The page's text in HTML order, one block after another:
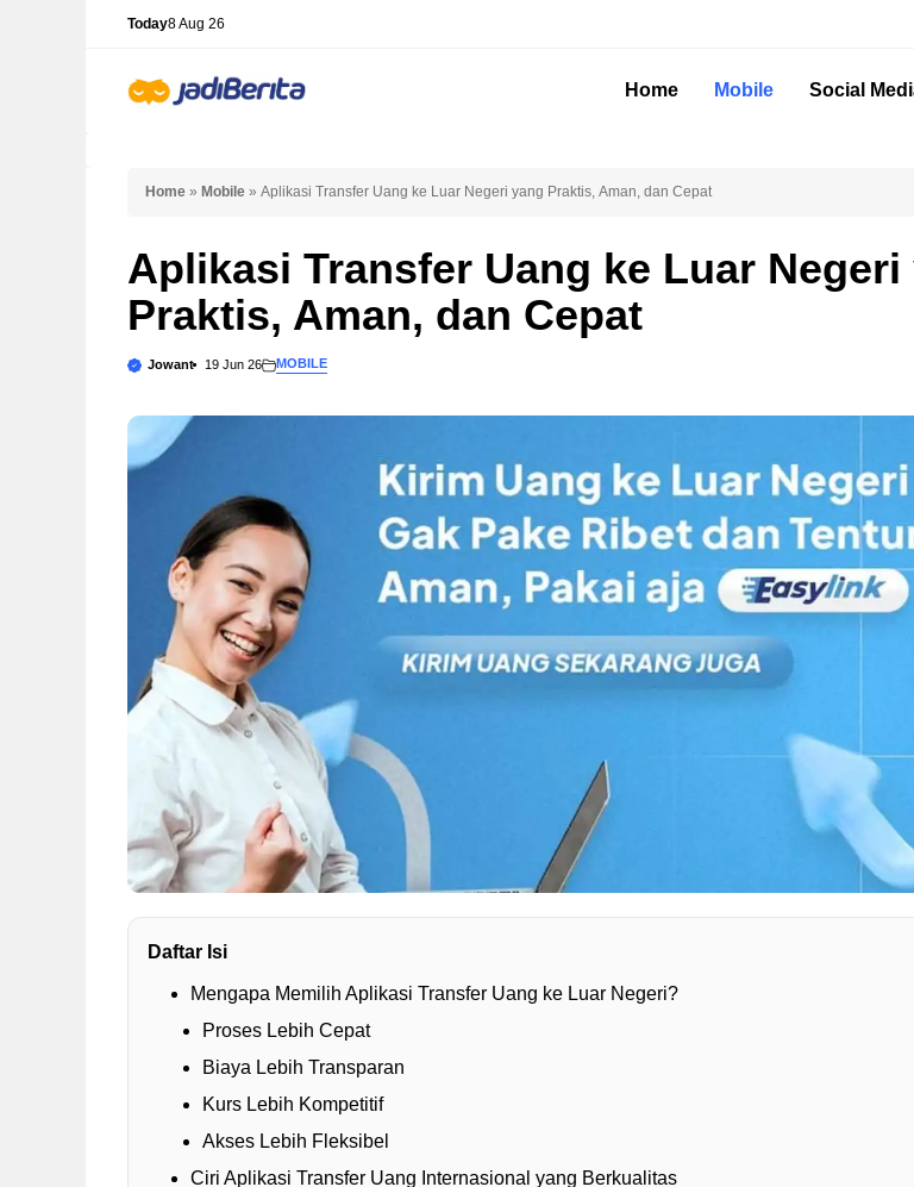
Today8 Aug 26
Home Mobile Social
Home » Mobile » Aplikasi Transfer Uang ke Luar Negeri yang Praktis, Aman, dan Cepat
Aplikasi Transfer Uang ke Luar Negeri
Praktis, Aman, dan Cepat
Jowant 19 Jun 26 MOBILE
Daftar Isi
Mengapa Memilih Aplikasi Transfer Uang ke Luar Negeri?
Proses Lebih Cepat
Biaya Lebih Transparan
Kurs Lebih Kompetitif
Akses Lebih Fleksibel
Ciri Aplikasi Transfer Uang Internasional yang Berkualitas